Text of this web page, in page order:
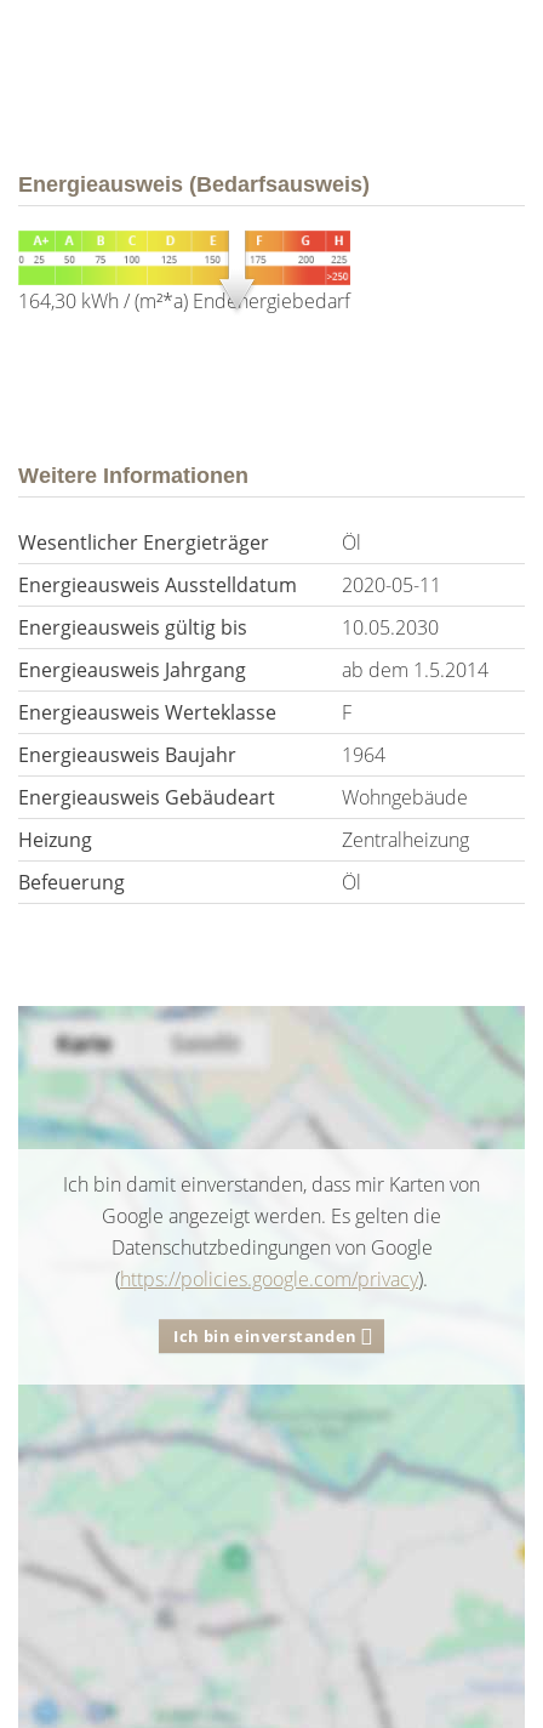
Energieausweis (Bedarfsausweis)
164,30 kWh / (m²*a) Endenergiebedarf
Weitere Informationen
Wesentlicher Energieträger
Öl
Energieausweis Ausstelldatum
2020-05-11
Energieausweis gültig bis
10.05.2030
Energieausweis Jahrgang
ab dem 1.5.2014
Energieausweis Werteklasse
F
Energieausweis Baujahr
1964
Energieausweis Gebäudeart
Wohngebäude
Heizung
Zentralheizung
Befeuerung
Öl
Ich bin damit einverstanden, dass mir Karten von
Google angezeigt werden. Es gelten die
Datenschutzbedingungen von Google
(https://policies.google.com/privacy).
Ich bin einverstanden